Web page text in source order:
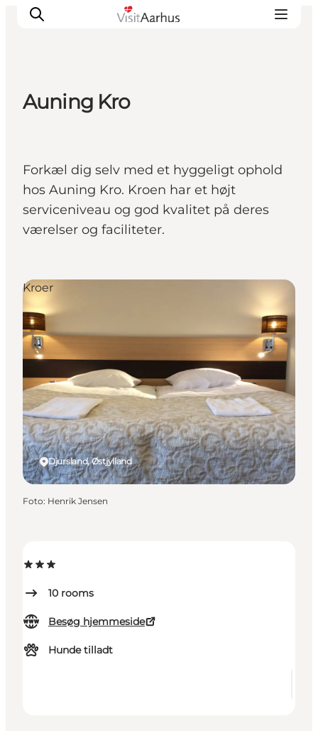
Byer og steder
Planlæg ferien
Transport
Auning Kro
Forkæl dig selv med et hyggeligt ophold
hos Auning Kro. Kroen har et højt
serviceniveau og god kvalitet på deres
værelser og faciliteter.
10 rooms
Besøg hjemmeside
Hunde tilladt
Djursland, Østjylland
Kroer
Foto: Henrik Jensen